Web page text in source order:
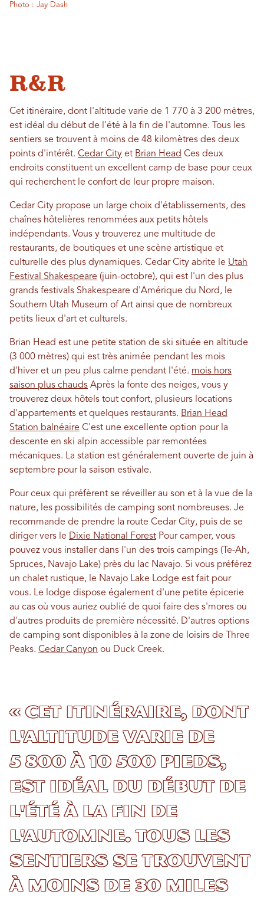
Photo : Jay Dash
R&R
Cet itinéraire, dont l'altitude varie de 1 770 à 3 200 mètres,
est idéal du début de l'été à la fin de l'automne. Tous les
sentiers se trouvent à moins de 48 kilomètres des deux
points d'intérêt. Cedar City et Brian Head Ces deux
endroits constituent un excellent camp de base pour ceux
qui recherchent le confort de leur propre maison.
Cedar City propose un large choix d'établissements, des
chaînes hôtelières renommées aux petits hôtels
indépendants. Vous y trouverez une multitude de
restaurants, de boutiques et une scène artistique et
culturelle des plus dynamiques. Cedar City abrite le Utah
Festival Shakespeare (juin-octobre), qui est l'un des plus
grands festivals Shakespeare d'Amérique du Nord, le
Southern Utah Museum of Art ainsi que de nombreux
petits lieux d'art et culturels.
Brian Head est une petite station de ski située en altitude
(3 000 mètres) qui est très animée pendant les mois
d'hiver et un peu plus calme pendant l'été. mois hors
saison plus chauds Après la fonte des neiges, vous y
trouverez deux hôtels tout confort, plusieurs locations
d'appartements et quelques restaurants. Brian Head
Station balnéaire C'est une excellente option pour la
descente en ski alpin accessible par remontées
mécaniques. La station est généralement ouverte de juin à
septembre pour la saison estivale.
Pour ceux qui préfèrent se réveiller au son et à la vue de la
nature, les possibilités de camping sont nombreuses. Je
recommande de prendre la route Cedar City, puis de se
diriger vers le Dixie National Forest Pour camper, vous
pouvez vous installer dans l'un des trois campings (Te-Ah,
Spruces, Navajo Lake) près du lac Navajo. Si vous préférez
un chalet rustique, le Navajo Lake Lodge est fait pour
vous. Le lodge dispose également d'une petite épicerie
au cas où vous auriez oublié de quoi faire des s'mores ou
d'autres produits de première nécessité. D'autres options
de camping sont disponibles à la zone de loisirs de Three
Peaks. Cedar Canyon ou Duck Creek.
« Cet itinéraire, dont
l'altitude varie de
5 800 à 10 500 pieds,
est idéal du début de
l'été à la fin de
l'automne. Tous les
sentiers se trouvent
à moins de 30 miles